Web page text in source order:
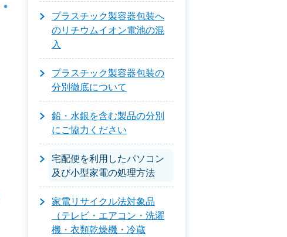
プラスチック製容器包装へ
のリチウムイオン電池の混
入
プラスチック製容器包装の
分別徹底について
鉛・水銀を含む製品の分別
にご協力ください
宅配便を利用したパソコン
及び小型家電の処理方法
家電リサイクル法対象品
（テレビ・エアコン・洗濯
機・衣類乾燥機・冷蔵